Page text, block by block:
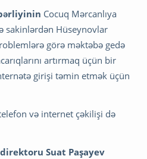
Cocuq Mərcanlıya
sakinlərdən Hüseynovlar
görə məktəbə gedə
artırmaq üçün bir
girişi təmin etmək üçün
və internet çəkilişi də
Suat Paşayev